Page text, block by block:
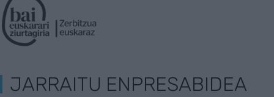
JARRAITU ENPRESABIDEA